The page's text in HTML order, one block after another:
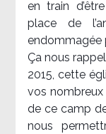
en train
place de
endommagée
Ça nous
2015, cette
vos
de ce camp
nous